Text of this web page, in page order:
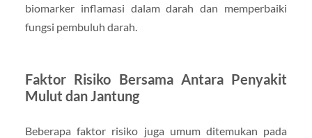
biomarker inflamasi dalam darah dan memperbaiki
fungsi pembuluh darah.
Faktor Risiko Bersama Antara Penyakit
Mulut dan Jantung
Beberapa faktor risiko juga umum ditemukan pada